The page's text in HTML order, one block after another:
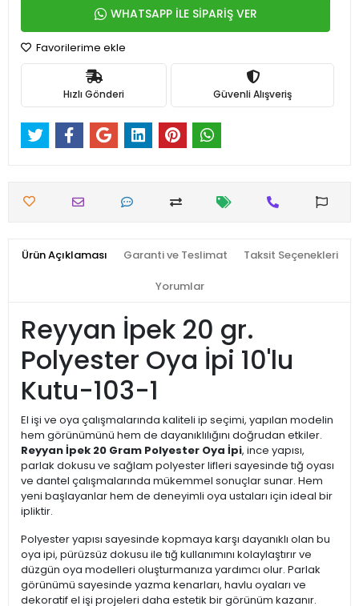
WHATSAPP İLE SİPARİŞ VER
Favorilerime ekle
Hızlı Gönderi Güvenli Alışveriş
Ürün Açıklaması Garanti ve Teslimat Taksit Seçenekleri
Yorumlar
Reyyan İpek 20 gr.
Polyester Oya İpi 10'lu
Kutu-103-1
El işi ve oya çalışmalarında kaliteli ip seçimi, yapılan modelin
hem görünümünü hem de dayanıklılığını doğrudan etkiler.
Reyyan İpek 20 Gram Polyester Oya İpi, ince yapısı,
parlak dokusu ve sağlam polyester lifleri sayesinde tığ oyası
ve dantel çalışmalarında mükemmel sonuçlar sunar. Hem
yeni başlayanlar hem de deneyimli oya ustaları için ideal bir
ipliktir.
Polyester yapısı sayesinde kopmaya karşı dayanıklı olan bu
oya ipi, pürüzsüz dokusu ile tığ kullanımını kolaylaştırır ve
düzgün oya modelleri oluşturmanıza yardımcı olur. Parlak
görünümü sayesinde yazma kenarları, havlu oyaları ve
dekoratif el işi projeleri daha estetik bir görünüm kazanır.